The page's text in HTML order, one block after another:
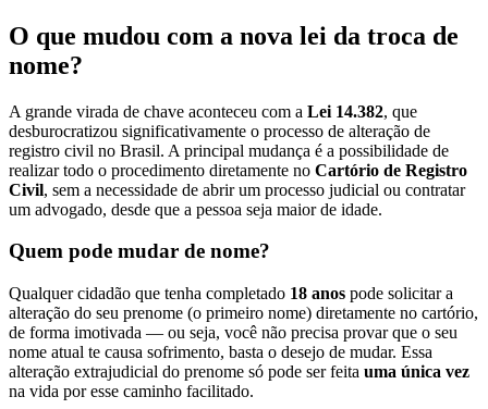
O que mudou com a nova lei da troca de
nome?
A grande virada de chave aconteceu com a Lei 14.382, que
desburocratizou significativamente o processo de alteração de
registro civil no Brasil. A principal mudança é a possibilidade de
realizar todo o procedimento diretamente no Cartório de Registro
Civil, sem a necessidade de abrir um processo judicial ou contratar
um advogado, desde que a pessoa seja maior de idade.
Quem pode mudar de nome?
Qualquer cidadão que tenha completado 18 anos pode solicitar a
alteração do seu prenome (o primeiro nome) diretamente no cartório,
de forma imotivada — ou seja, você não precisa provar que o seu
nome atual te causa sofrimento, basta o desejo de mudar. Essa
alteração extrajudicial do prenome só pode ser feita uma única vez
na vida por esse caminho facilitado.